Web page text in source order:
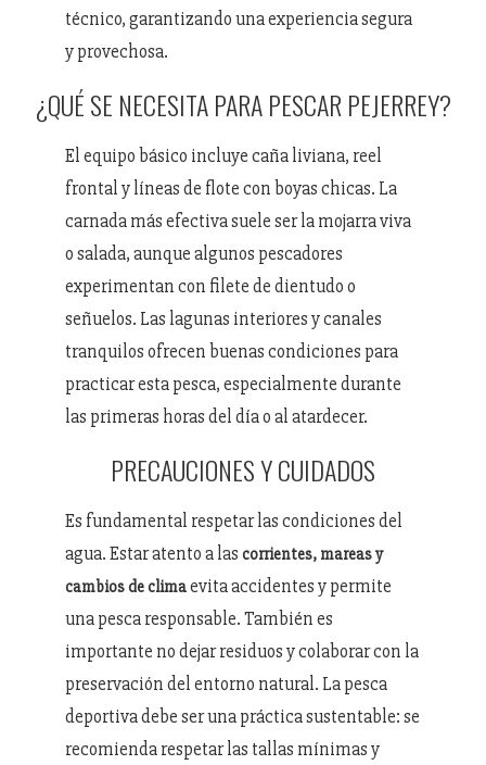
técnico, garantizando una experiencia segura
y provechosa.
¿QUÉ SE NECESITA PARA PESCAR PEJERREY?
El equipo básico incluye caña liviana, reel
frontal y líneas de flote con boyas chicas. La
carnada más efectiva suele ser la mojarra viva
o salada, aunque algunos pescadores
experimentan con filete de dientudo o
señuelos. Las lagunas interiores y canales
tranquilos ofrecen buenas condiciones para
practicar esta pesca, especialmente durante
las primeras horas del día o al atardecer.
PRECAUCIONES Y CUIDADOS
Es fundamental respetar las condiciones del
agua. Estar atento a las corrientes, mareas y
cambios de climaevita accidentes y permite
una pesca responsable. También es
importante no dejar residuos y colaborar con la
preservación del entorno natural. La pesca
deportiva debe ser una práctica sustentable: se
recomienda respetar las tallas mínimas y